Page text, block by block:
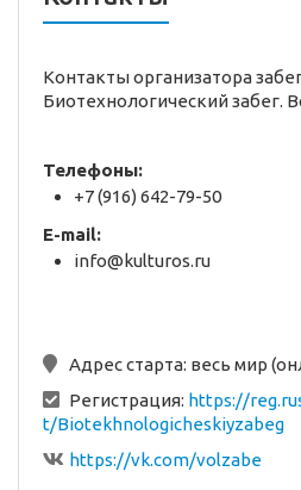
Контакты организатора
Биотехнологический забег.
Телефоны:
+7 (916) 642-79-50
E-mail:
info@kulturos.ru
Адрес старта: весь мир
Регистрация: https://
t/Biotekhnologicheskiyzabeg
https://vk.com/volzabe